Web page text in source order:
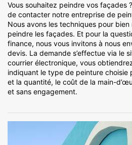
Vous souhaitez peindre vos façades
de contacter notre entreprise de
Nous avons les techniques pour
peindre les façades. Et pour la
finance, nous vous invitons à nous
devis. La demande s’effectue via le
courrier électronique, vous
indiquant le type de peinture choisie
et la quantité, le coût de la main-
et sans engagement.